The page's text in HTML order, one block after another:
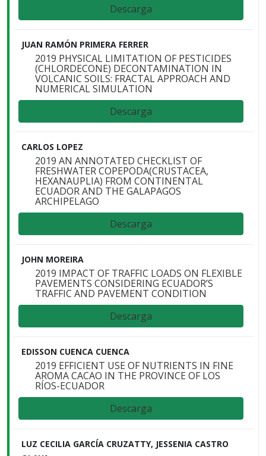
Descarga
JUAN RAMÓN PRIMERA FERRER
2019 PHYSICAL LIMITATION OF PESTICIDES
(CHLORDECONE) DECONTAMINATION IN
VOLCANIC SOILS: FRACTAL APPROACH AND
NUMERICAL SIMULATION
Descarga
CARLOS LOPEZ
2019 AN ANNOTATED CHECKLIST OF
FRESHWATER COPEPODA(CRUSTACEA,
HEXANAUPLIA) FROM CONTINENTAL
ECUADOR AND THE GALAPAGOS
ARCHIPELAGO
Descarga
JOHN MOREIRA
2019 IMPACT OF TRAFFIC LOADS ON FLEXIBLE
PAVEMENTS CONSIDERING ECUADOR’S
TRAFFIC AND PAVEMENT CONDITION
Descarga
EDISSON CUENCA CUENCA
2019 EFFICIENT USE OF NUTRIENTS IN FINE
AROMA CACAO IN THE PROVINCE OF LOS
RÍOS-ECUADOR
Descarga
LUZ CECILIA GARCÍA CRUZATTY, JESSENIA CASTRO